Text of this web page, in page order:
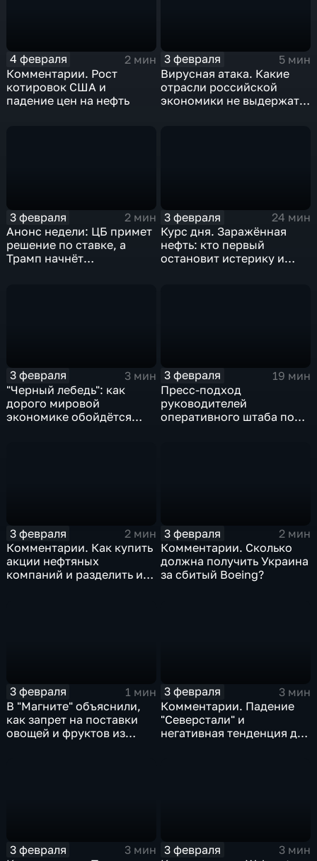
4 февраля
2 мин
Комментарии. Рост
котировок США и
падение цен на нефть
3 февраля
5 мин
Вирусная атака. Какие
отрасли российской
экономики не выдержат
3 февраля
2 мин
Анонс недели: ЦБ примет
решение по ставке, а
Трамп начнёт
3 февраля
24 мин
Курс дня. Заражённая
нефть: кто первый
остановит истерику и
3 февраля
3 мин
"Черный лебедь": как
дорого мировой
экономике обойдётся
3 февраля
19 мин
Пресс-подход
руководителей
оперативного штаба по
3 февраля
2 мин
Комментарии. Как купить
акции нефтяных
компаний и разделить их
3 февраля
2 мин
Комментарии. Сколько
должна получить Украина
за сбитый Boeing?
3 февраля
1 мин
В "Магните" объяснили,
как запрет на поставки
овощей и фруктов из
3 февраля
3 мин
Комментарии. Падение
"Северстали" и
негативная тенденция для
3 февраля
3 мин
3 февраля
3 мин